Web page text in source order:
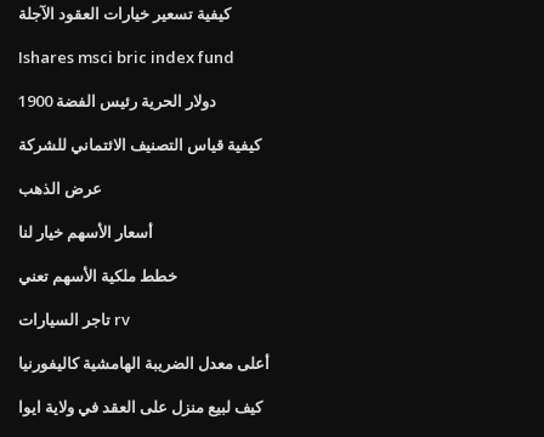
كيفية تسعير خيارات العقود الآجلة
Ishares msci bric index fund
1900 دولار الحرية رئيس الفضة
كيفية قياس التصنيف الائتماني للشركة
عرض الذهب
أسعار الأسهم خيار لنا
خطط ملكية الأسهم تعني
تاجر السيارات rv
أعلى معدل الضريبة الهامشية كاليفورنيا
كيف لبيع منزل على العقد في ولاية ايوا